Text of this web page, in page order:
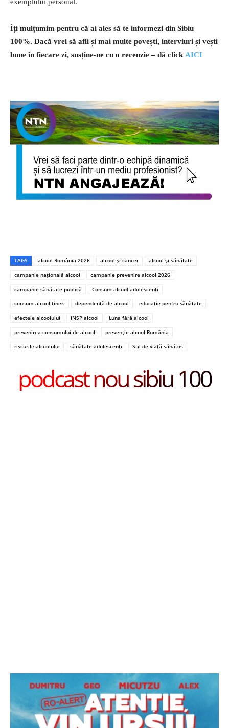
Îți mulțumim pentru că ai ales să te informezi din Sibiu
100%. Dacă vrei să afli și mai multe povești, interviuri și vești
bune în fiecare zi, susține-ne cu o recenzie – dă click AICI
TAGS alcool România 2026 alcool și cancer
alcool și sănătate
campanie națională alcool
campanie prevenire alcool 2026
campanie sănătate publică
Consum alcool adolescenți
consum alcool tineri
dependență de alcool
educație pentru sănătate
efectele alcoolului
INSP alcool
Luna fără alcool
prevenirea consumului de alcool
prevenție alcool România
riscurile alcoolului
sănătate adolescenți Stil de viață sănătos
podcast nou sibiu 100